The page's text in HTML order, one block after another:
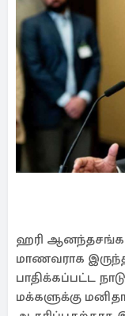
ஹரி
மாணவராக
பாதிக்கப்பட்ட
மக்களுக்கு